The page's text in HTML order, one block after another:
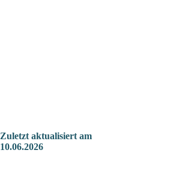
Zuletzt aktualisiert am
10.06.2026